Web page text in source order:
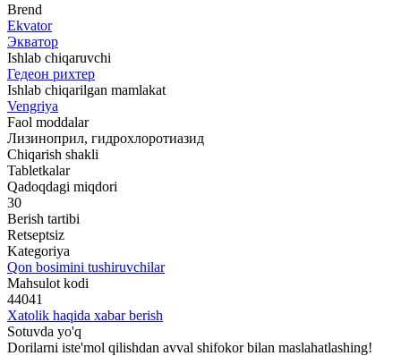
Brend
Ekvator
Экватор
Ishlab chiqaruvchi
Гедеон рихтер
Ishlab chiqarilgan mamlakat
Vengriya
Faol moddalar
Лизиноприл, гидрохлоротиазид
Chiqarish shakli
Tabletkalar
Qadoqdagi miqdori
30
Berish tartibi
Retseptsiz
Kategoriya
Qon bosimini tushiruvchilar
Mahsulot kodi
44041
Xatolik haqida xabar berish
Sotuvda yo'q
Dorilarni iste'mol qilishdan avval shifokor bilan maslahatlashing!